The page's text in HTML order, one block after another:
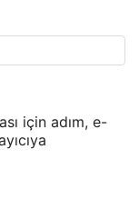
için adım, e-